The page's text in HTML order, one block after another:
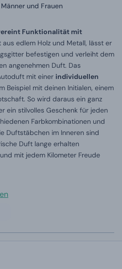
und Frauen
Funktionalität mit
aus edlem Holz und Metall, lässt er
befestigen und verleiht dem
angenehmen Duft. Das
mit einer individuellen
Beispiel mit deinen Initialen, einem
So wird daraus ein ganz
ein stilvolles Geschenk für jeden
Farbkombinationen und
Duftstäbchen im Inneren sind
Duft lange erhalten
mit jedem Kilometer Freude